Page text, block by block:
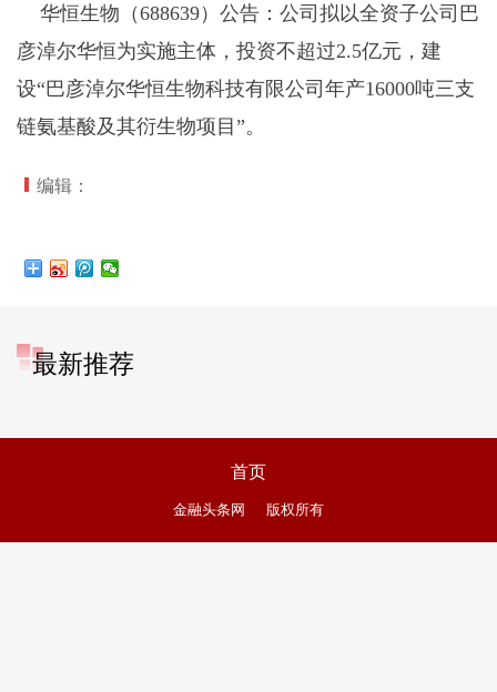
华恒生物（688639）公告：公司拟以全资子公司巴
彦淖尔华恒为实施主体，投资不超过2.5亿元，建
设“巴彦淖尔华恒生物科技有限公司年产16000吨三支
链氨基酸及其衍生物项目”。
编辑：
最新推荐
首页
金融头条网 版权所有